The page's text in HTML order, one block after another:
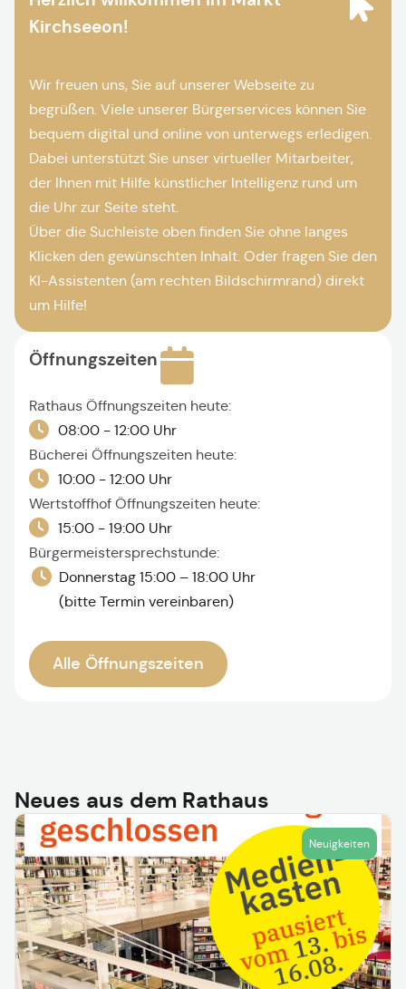
Kirchseeon!
Wir freuen uns, Sie auf unserer Webseite zu
begrüßen. Viele unserer Bürgerservices können Sie
bequem digital und online von unterwegs erledigen.
Dabei unterstützt Sie unser virtueller Mitarbeiter,
der Ihnen mit Hilfe künstlicher Intelligenz rund um
die Uhr zur Seite steht.
Über die Suchleiste oben finden Sie ohne langes
Klicken den gewünschten Inhalt. Oder fragen Sie den
KI-Assistenten (am rechten Bildschirmrand) direkt
um Hilfe!
Öffnungszeiten
Rathaus Öffnungszeiten heute:
08:00 - 12:00 Uhr
Bücherei Öffnungszeiten heute:
10:00 - 12:00 Uhr
Wertstoffhof Öffnungszeiten heute:
15:00 - 19:00 Uhr
Bürgermeistersprechstunde:
Donnerstag 15:00 – 18:00 Uhr
(bitte Termin vereinbaren)
Alle Öffnungszeiten
Neues aus dem Rathaus
Neuigkeiten